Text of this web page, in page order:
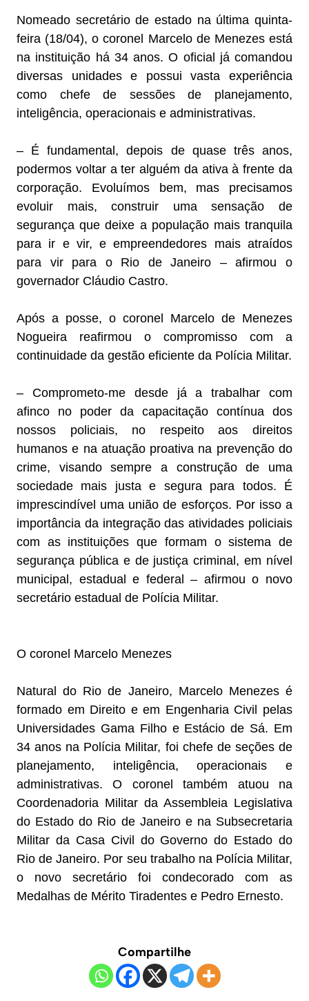
Nomeado secretário de estado na última quinta-
feira (18/04), o coronel Marcelo de Menezes está
na instituição há 34 anos. O oficial já comandou
diversas unidades e possui vasta experiência
como chefe de sessões de planejamento,
inteligência, operacionais e administrativas.
– É fundamental, depois de quase três anos,
podermos voltar a ter alguém da ativa à frente da
corporação. Evoluímos bem, mas precisamos
evoluir mais, construir uma sensação de
segurança que deixe a população mais tranquila
para ir e vir, e empreendedores mais atraídos
para vir para o Rio de Janeiro – afirmou o
governador Cláudio Castro.
Após a posse, o coronel Marcelo de Menezes
Nogueira reafirmou o compromisso com a
continuidade da gestão eficiente da Polícia Militar.
– Comprometo-me desde já a trabalhar com
afinco no poder da capacitação contínua dos
nossos policiais, no respeito aos direitos
humanos e na atuação proativa na prevenção do
crime, visando sempre a construção de uma
sociedade mais justa e segura para todos. É
imprescindível uma união de esforços. Por isso a
importância da integração das atividades policiais
com as instituições que formam o sistema de
segurança pública e de justiça criminal, em nível
municipal, estadual e federal – afirmou o novo
secretário estadual de Polícia Militar.
O coronel Marcelo Menezes
Natural do Rio de Janeiro, Marcelo Menezes é
formado em Direito e em Engenharia Civil pelas
Universidades Gama Filho e Estácio de Sá. Em
34 anos na Polícia Militar, foi chefe de seções de
planejamento, inteligência, operacionais e
administrativas. O coronel também atuou na
Coordenadoria Militar da Assembleia Legislativa
do Estado do Rio de Janeiro e na Subsecretaria
Militar da Casa Civil do Governo do Estado do
Rio de Janeiro. Por seu trabalho na Polícia Militar,
o novo secretário foi condecorado com as
Medalhas de Mérito Tiradentes e Pedro Ernesto.
Compartilhe